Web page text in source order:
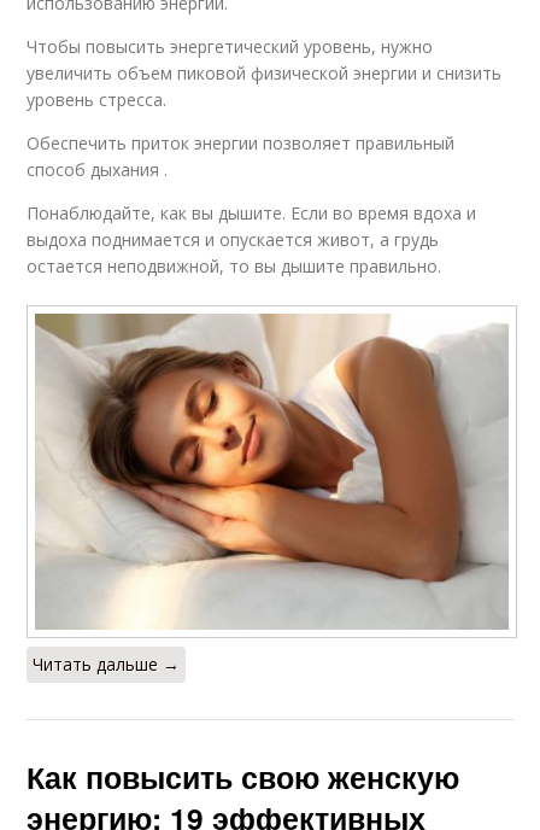
Чтобы повысить энергетический уровень, нужно
увеличить объем пиковой физической энергии и снизить
уровень стресса.
Обеспечить приток энергии позволяет правильный
способ дыхания .
Понаблюдайте, как вы дышите. Если во время вдоха и
выдоха поднимается и опускается живот, а грудь
остается неподвижной, то вы дышите правильно.
Читать дальше →
Как повысить свою женскую
энергию: 19 эффективных